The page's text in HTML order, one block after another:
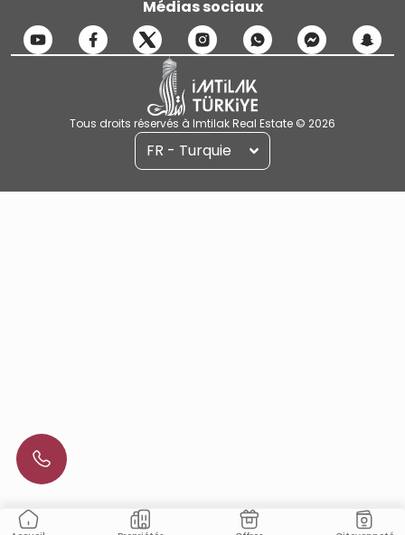
Médias sociaux
Tous droits réservés à Imtilak Real Estate © 2026
FR - Turquie